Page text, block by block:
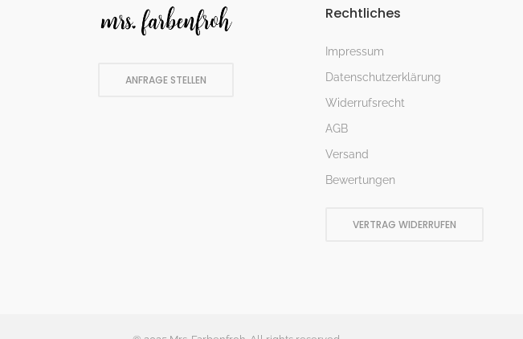
ANFRAGE STELLEN
Rechtliches
Impressum
Datenschutzerklärung
Widerrufsrecht
AGB
Versand
Bewertungen
VERTRAG WIDERRUFEN